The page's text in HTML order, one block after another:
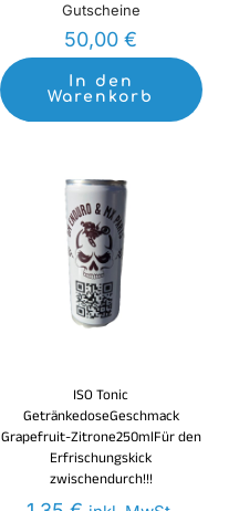
Gutscheine
50,00€
In den
Warenkorb
ISO Tonic
GetränkedoseGeschmack
Grapefruit-Zitrone250mlFür den
Erfrischungskick
zwischendurch!!!